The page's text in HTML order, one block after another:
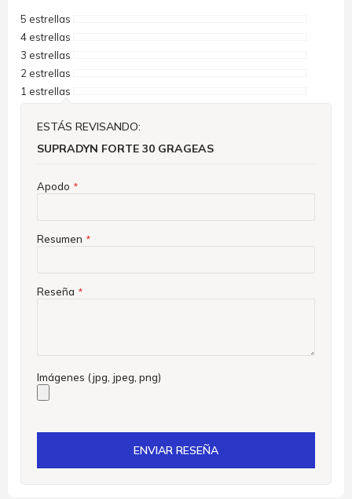
5 estrellas
4 estrellas
3 estrellas
2 estrellas
1 estrellas
ESTÁS REVISANDO:
SUPRADYN FORTE 30 GRAGEAS
Apodo
Resumen
Reseña
Imágenes (jpg, jpeg, png)
ENVIAR RESEÑA